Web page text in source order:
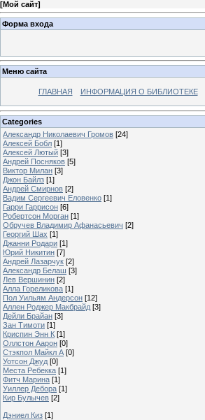
[Мой сайт]
Форма входа
Меню сайта
ГЛАВНАЯ ИНФОРМАЦИЯ О БИБЛИОТЕКЕ
Categories
Александр Николаевич Громов [24]
Алексей Бобл [1]
Алексей Лютый [3]
Андрей Посняков [5]
Виктор Милан [3]
Джон Байлз [1]
Андрей Смирнов [2]
Вадим Сергеевич Еловенко [1]
Гарри Гаррисон [6]
Робертсон Морган [1]
Обручев Владимир Афанасьевич [2]
Георгий Шах [1]
Джанни Родари [1]
Юрий Никитин [7]
Андрей Лазарчук [2]
Александр Белаш [3]
Лев Вершинин [2]
Алла Гореликова [1]
Пол Уильям Андерсон [12]
Аллен Роджер Макбрайд [3]
Дейли Брайан [3]
Зан Тимоти [1]
Криспин Энн К [1]
Оллстон Аарон [0]
Стэкпол Майкл А [0]
Уотсон Джуд [0]
Места Ребекка [1]
Фитч Марина [1]
Уиллер Дебора [1]
Кир Булычев [2]
Дэниел Киз [1]